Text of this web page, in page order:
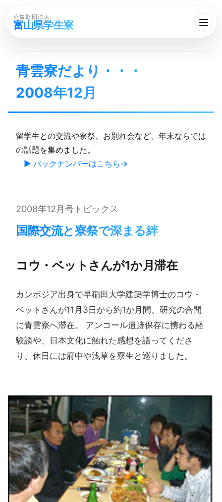
公益財団法人
富山県学生寮
青雲寮だより・・・​
2008年12月
留学生との交流や寮祭、お別れ会など、年末ならでは
の話題を集めました。
▶ バックナンバーはこちら
2008年12月号トピックス
国際交流と​寮祭で​深まる​絆
コウ・ベットさんが​1か​月滞在
カンボジア出身で早稲田大学建築学博士のコウ・
ベットさんが11月3日から約1か月間、研究の合間
に青雲寮へ滞在。 アンコール遺跡保存に携わる経
験談や、日本文化に触れた感想を語ってくださ
り、休日には府中や浅草を寮生と巡りました。